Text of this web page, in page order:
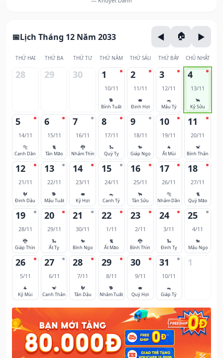
Lịch Tháng 12 Năm 2033
THỨ HAI THỨ BA THỨ TƯ THỨ NĂM THỨ SÁU THỨ BẢY CHỦ NHẬT
28 29 30 1
10/11
🐕
Bính Tuất
2
11/11
🐖
Đinh Hợi
3
12/11
🐀
Mậu Tý
4
13/11
🐂
Kỷ Sửu
5
14/11
🐅
Canh Dần
6
15/11
🐈
Tân Mão
7
16/11
🐉
Nhâm Thìn
8
17/11
🐍
Quý Tỵ
9
18/11
🐎
Giáp Ngọ
10
19/11
🐐
Ất Mùi
11
20/11
🐒
Bính Thân
12
21/11
🐓
Đinh Dậu
13
22/11
🐕
Mậu Tuất
14
23/11
🐖
Kỷ Hợi
15
24/11
🐀
Canh Tý
16
25/11
🐂
Tân Sửu
17
26/11
🐅
Nhâm Dần
18
27/11
🐈
Quý Mão
19
28/11
🐉
Giáp Thìn
20
29/11
🐍
Ất Tỵ
21
30/11
🐎
Bính Ngọ
22
1/11
🐈
Ất Mão
23
2/11
🐉
Bính Thìn
24
3/11
🐍
Đinh Tỵ
25
4/11
🐎
Mậu Ngọ
26
5/11
🐐
Kỷ Mùi
27
6/11
🐒
Canh Thân
28
7/11
🐓
Tân Dậu
29
8/11
🐕
Nhâm Tuất
30
9/11
🐖
Quý Hợi
31
10/11
🐀
Giáp Tý
1